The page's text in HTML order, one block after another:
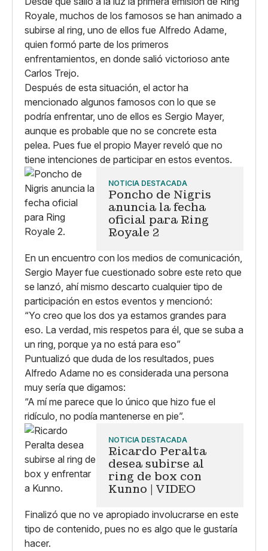
Royale, muchos de los famosos se han animado a
subirse al ring, uno de ellos fue Alfredo Adame,
quien formó parte de los primeros
enfrentamientos, en donde salió victorioso ante
Carlos Trejo.
Después de esta situación, el actor ha
mencionado algunos famosos con lo que se
podría enfrentar, uno de ellos es Sergio Mayer,
aunque es probable que no se concrete esta
pelea. Pues fue el propio Mayer reveló que no
tiene intenciones de participar en estos eventos.
NOTICIA DESTACADA
Poncho de Nigris
anuncia la fecha
oficial para Ring
Royale 2
En un encuentro con los medios de comunicación,
Sergio Mayer fue cuestionado sobre este reto que
se lanzó, ahí mismo descarto cualquier tipo de
participación en estos eventos y mencionó:
“Yo creo que los dos ya estamos grandes para
eso. La verdad, mis respetos para él, que se suba a
un ring, porque ya no está para eso”
Puntualizó que duda de los resultados, pues
Alfredo Adame no es considerada una persona
muy sería que digamos:
“A mí me parece que lo único que hizo fue el
ridículo, no podía mantenerse en pie”.
NOTICIA DESTACADA
Ricardo Peralta
desea subirse al
ring de box con
Kunno | VIDEO
Finalizó que no ve apropiado involucrarse en este
tipo de contenido, pues no es algo que le gustaría
hacer.